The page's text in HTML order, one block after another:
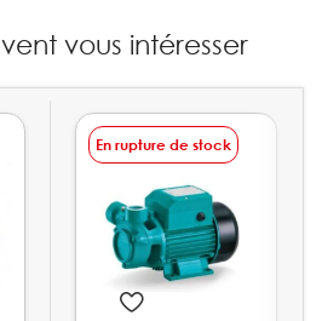
vous intéresser
En rupture de stock